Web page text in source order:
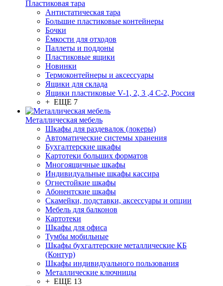
Пластиковая тара
Антистатическая тара
Большие пластиковые контейнеры
Бочки
Ёмкости для отходов
Паллеты и поддоны
Пластиковые ящики
Новинки
Термоконтейнеры и аксессуары
Ящики для склада
Ящики пластиковые V-1, 2, 3 ,4 С-2, Россия
+ ЕЩЕ 7
Металлическая мебель
Шкафы для раздевалок (локеры)
Автоматические системы хранения
Бухгалтерские шкафы
Картотеки больших форматов
Многоящичные шкафы
Индивидуальные шкафы кассира
Огнестойкие шкафы
Абонентские шкафы
Скамейки, подставки, аксессуары и опции
Мебель для балконов
Картотеки
Шкафы для офиса
Тумбы мобильные
Шкафы бухгалтерские металлические КБ
(Контур)
Шкафы индивидуального пользования
Металлические ключницы
+ ЕЩЕ 13